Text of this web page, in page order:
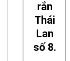
rắn
Thái
Lan
số 8.